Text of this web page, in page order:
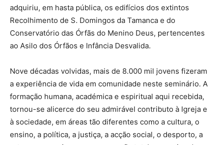
adquiriu, em hasta pública, os edifícios dos extintos
Recolhimento de S. Domingos da Tamanca e do
Conservatório das Órfãs do Menino Deus, pertencentes
ao Asilo dos Órfãos e Infância Desvalida.
Nove décadas volvidas, mais de 8.000 mil jovens fizeram
a experiência de vida em comunidade neste seminário. A
formação humana, académica e espiritual aqui recebida,
tornou-se alicerce do seu admirável contributo à Igreja e
à sociedade, em áreas tão diferentes como a cultura, o
ensino, a política, a justiça, a acção social, o desporto, a